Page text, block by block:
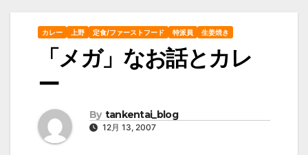
カレー 上野 定食/ファーストフード 特派員 生姜焼き
「メガ」なお話とカレ
ー
By tankentai_blog
12月 13, 2007